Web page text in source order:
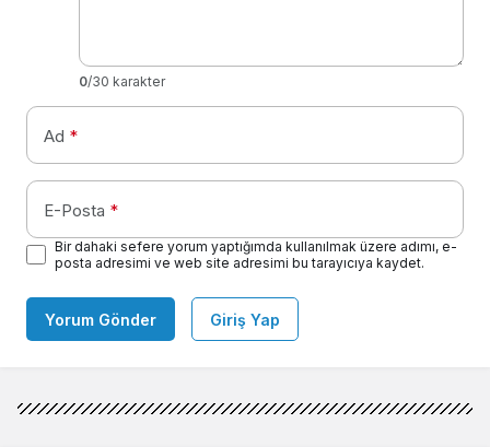
0/30 karakter
Ad *
E-Posta *
Bir dahaki sefere yorum yaptığımda kullanılmak üzere adımı, e-
posta adresimi ve web site adresimi bu tarayıcıya kaydet.
Yorum Gönder Giriş Yap